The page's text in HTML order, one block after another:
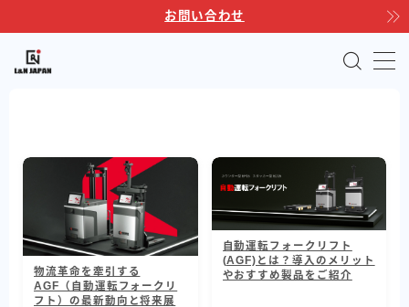
お問い合わせ
MENU
サポートサービス
製品ラインナップ
自動運転フォークリフト
Linkores AGF
物流革命を牽引する
AGF（自動運転フォークリ
フト）の最新動向と将来展
自動運転フォークリフト
(AGF)とは？導入のメリット
やおすすめ製品をご紹介